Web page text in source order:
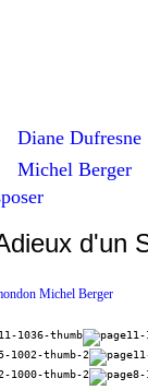
Diane Dufresne
Michel Berger
d'un
Michel Berger